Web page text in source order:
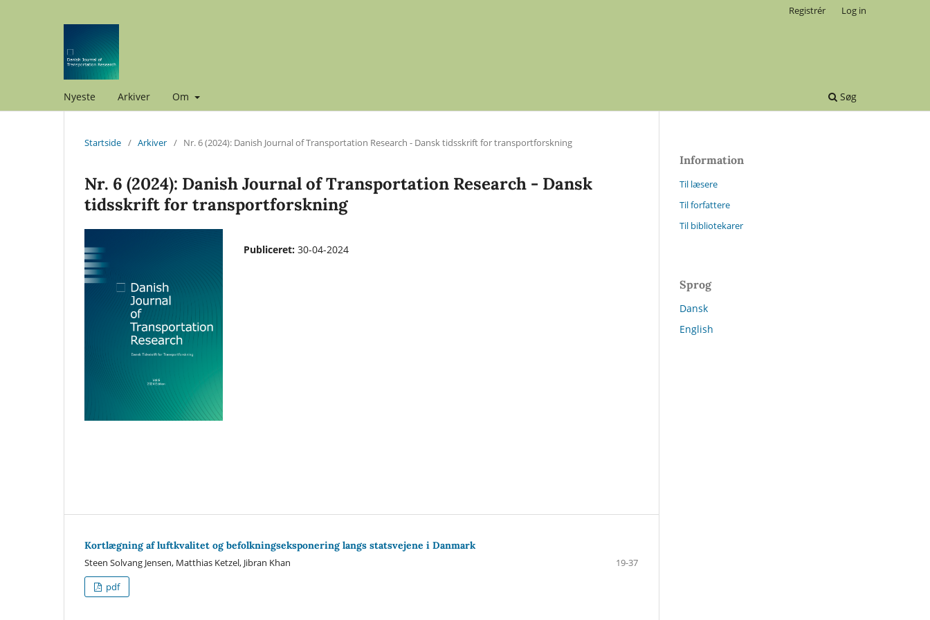
Nyeste Arkiver Om Søg
Registrér Log in
Startside / Arkiver / Nr. 6 (2024): Danish Journal of Transportation Research - Dansk tidsskrift for transportforskning
Nr. 6 (2024): Danish Journal of Transportation Research - Dansk
tidsskrift for transportforskning
Publiceret: 30-04-2024
Kortlægning af luftkvalitet og befolkningseksponering langs statsvejene i Danmark
Steen Solvang Jensen, Matthias Ketzel, Jibran Khan
19-37
pdf
Information
Til læsere
Til forfattere
Til bibliotekarer
Sprog
Dansk
English